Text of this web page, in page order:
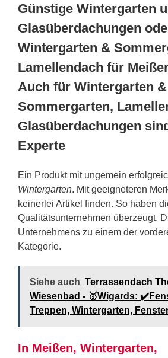
Günstige Wintergarten
Glasüberdachungen
Wintergarten &
Lamellendach für
Auch für Wintergarten &
Sommergarten,
Glasüberdachungen
Experte
Ein Produkt mit ungemein
Wintergarten. Mit geeigneteren
keinerlei Artikel finden. So haben
Qualitätsunternehmen überzeugt.
Unternehmens zu einem der
Kategorie.
Siehe auch Terrassendach
Wiesenbad - 🥇Wigards:
Treppen, Wintergarten,
In Meißen, Wintergarten,